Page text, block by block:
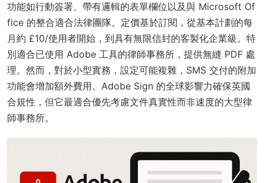
功能如行動簽署、帶有邏輯的表單欄位以及與 Microsoft Of
fice 的整合適合法律團隊。定價基於訂閱，從基本計劃的每
月約 £10/使用者開始，到具有無限信封的客製化企業級。特
別適合已使用 Adobe 工具的律師事務所，提供無縫 PDF 處
理。然而，對於小型實務，設定可能複雜，SMS 交付的附加
功能會增加額外費用。Adobe Sign 的全球影響力確保英國
合規性，但它最適合優先考慮文件真實性而非速度的大型律
師事務所。